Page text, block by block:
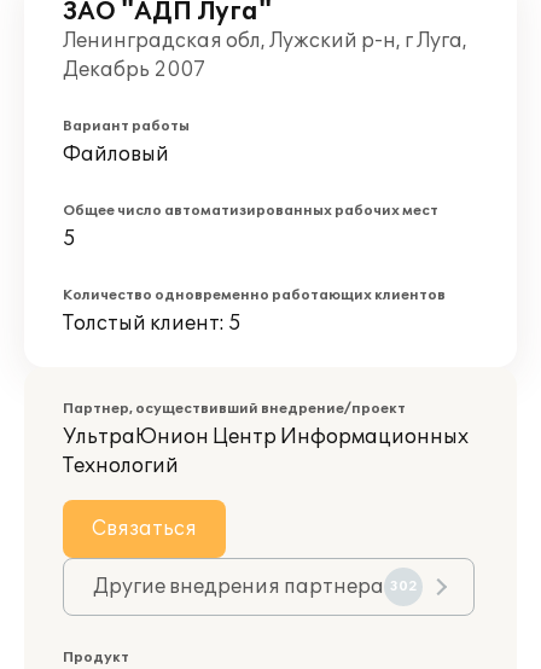
ЗАО "АДП Луга"
Ленинградская обл, Лужский р-н, г Луга,
Декабрь 2007
Вариант работы
Файловый
Общее число автоматизированных рабочих мест
5
Количество одновременно работающих клиентов
Толстый клиент: 5
Партнер, осуществивший внедрение/проект
УльтраЮнион Центр Информационных
Технологий
Связаться
Другие внедрения партнера 302
Продукт